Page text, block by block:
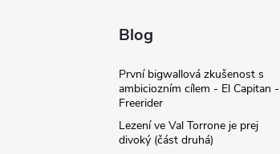
Blog
První bigwallová zkušenost s
ambiciozním cílem - El Capitan -
Freerider
Lezení ve Val Torrone je prej
divoký (část druhá)